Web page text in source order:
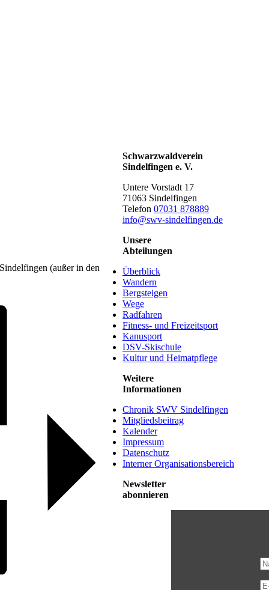
(außer in den
Schwarzwaldverein
Sindelfingen e. V.
Untere Vorstadt 17
71063 Sindelfingen
Telefon 07031 878889
info@swv-sindelfingen.de
Unsere
Abteilungen
Überblick
Wandern
Bergsteigen
Wege
Radfahren
Fitness- und Freizeitsport
Kanusport
DSV-Skischule
Kultur und Heimatpflege
Weitere
Informationen
Chronik SWV Sindelfingen
Mitgliedsbeitrag
Kalender
Impressum
Datenschutz
Interner Organisationsbereich
Newsletter
abonnieren